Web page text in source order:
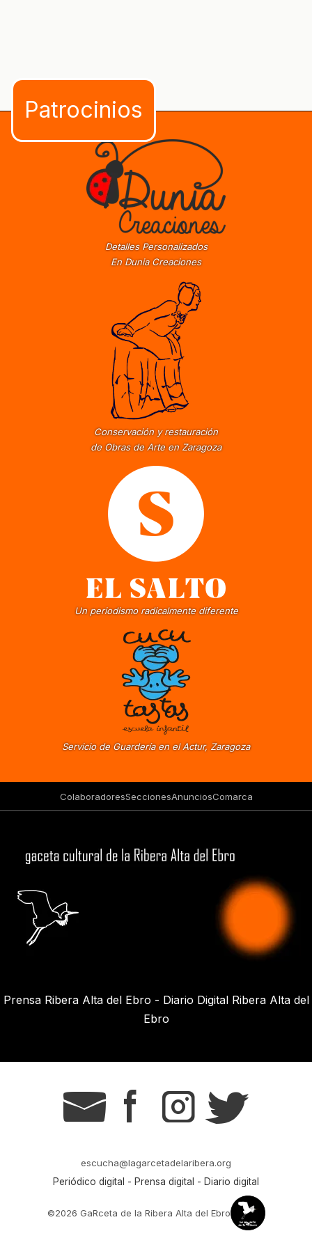
Detalles Personalizados
En Dunia Creaciones
Conservación y restauración
de Obras de Arte en Zaragoza
Un periodismo radicalmente diferente
Servicio de Guardería en el Actur, Zaragoza
ColaboradoresSeccionesAnunciosComarca
Prensa Ribera Alta del Ebro - Diario Digital Ribera Alta del
Ebro
g s t r
escucha@lagarcetadelaribera.org
Periódico digital - Prensa digital - Diario digital
©2026 GaRceta de la Ribera Alta del Ebro